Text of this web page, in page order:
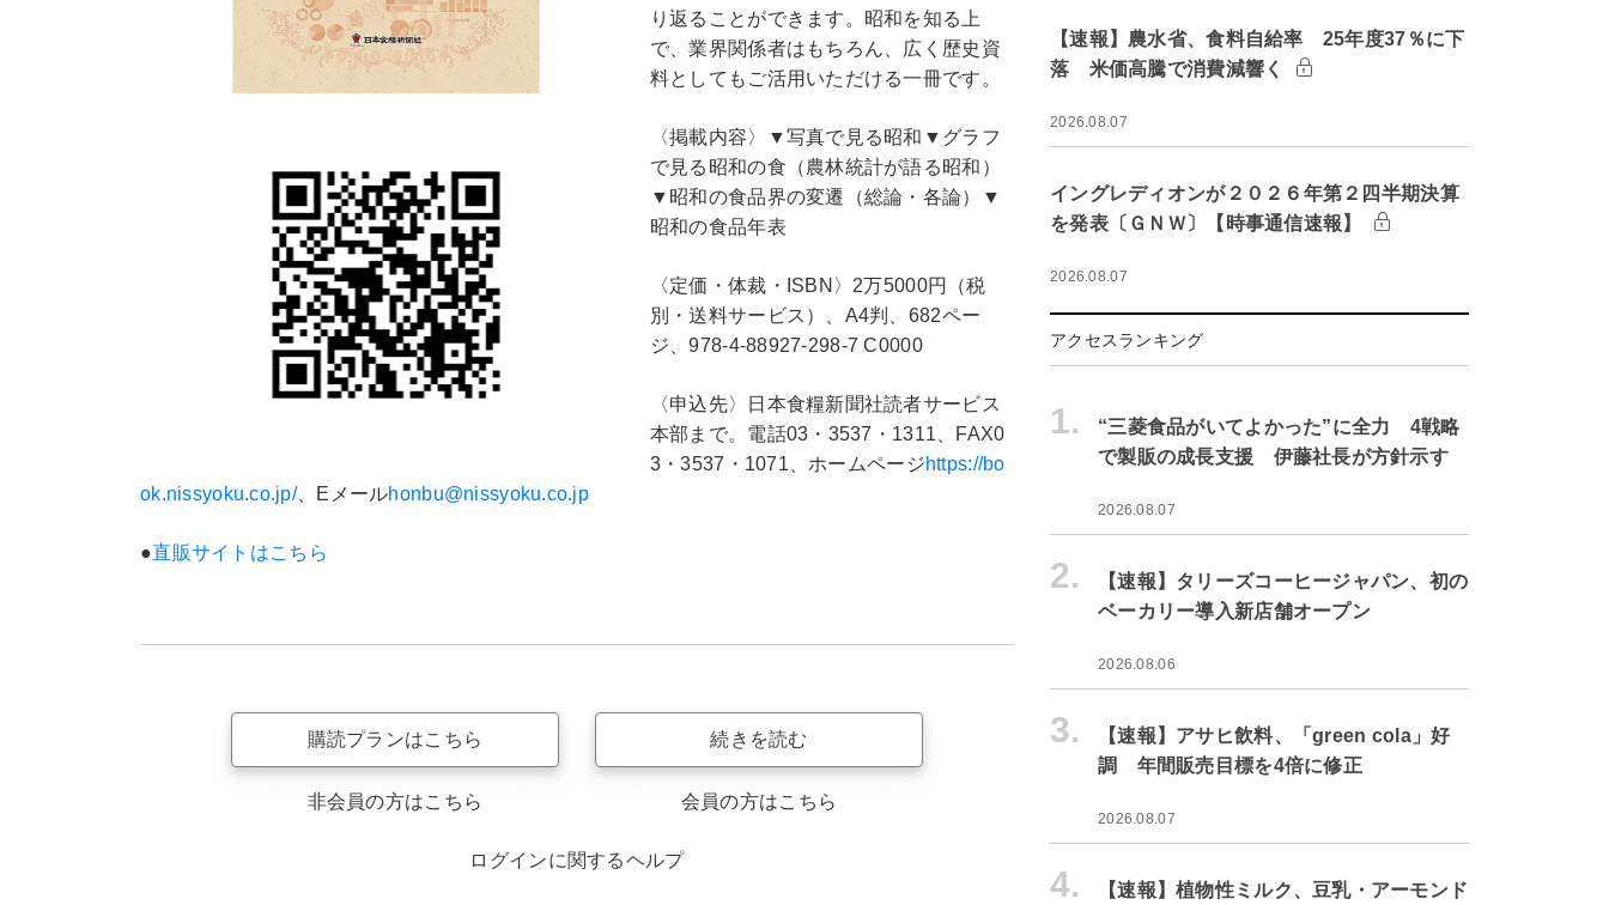
り返ることができます。昭和を知る上
で、業界関係者はもちろん、広く歴史資
料としてもご活用いただける一冊です。
〈掲載内容〉▼写真で見る昭和▼グラフ
で見る昭和の食（農林統計が語る昭和）
▼昭和の食品界の変遷（総論・各論）▼
昭和の食品年表
〈定価・体裁・ISBN〉2万5000円（税
別・送料サービス）、A4判、682ペー
ジ、978-4-88927-298-7 C0000
〈申込先〉日本食糧新聞社読者サービス
本部まで。電話03・3537・1311、FAX0
3・3537・1071、ホームページhttps://bo
ok.nissyoku.co.jp/、Eメールhonbu@nissyoku.co.jp
●直販サイトはこちら
購読プランはこちら
非会員の方はこちら
続きを読む
会員の方はこちら
ログインに関するヘルプ
【速報】農水省、食料自給率 25年度37％に下
落 米価高騰で消費減響く
2026.08.07
イングレディオンが２０２６年第２四半期決算
を発表〔ＧＮＷ〕【時事通信速報】
2026.08.07
アクセスランキング
1.
“三菱食品がいてよかった”に全力 4戦略
で製販の成長支援 伊藤社長が方針示す
2026.08.07
2.
【速報】タリーズコーヒージャパン、初の
ベーカリー導入新店舗オープン
2026.08.06
3.
【速報】アサヒ飲料、「green cola」好
調 年間販売目標を4倍に修正
2026.08.07
4.
【速報】植物性ミルク、豆乳・アーモンド